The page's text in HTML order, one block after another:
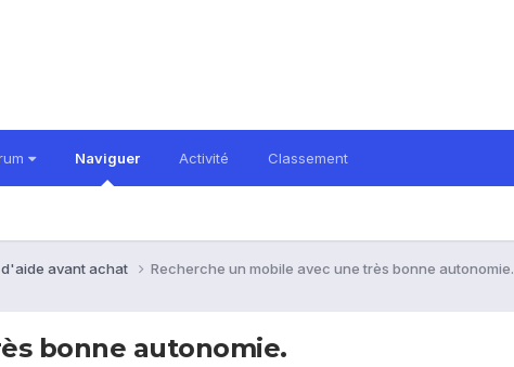
Naviguer Activité Classement
avant achat Recherche un mobile avec une très bonne autonomie.
bonne autonomie.